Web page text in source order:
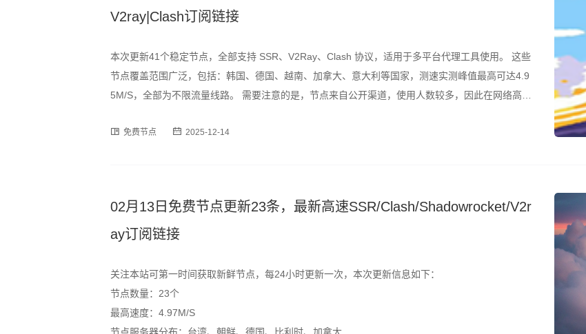
V2ray|Clash订阅链接
本次更新41个稳定节点，全部支持 SSR、V2Ray、Clash 协议，适用于多平台代理工具使用。 这些
节点覆盖范围广泛，包括：韩国、德国、越南、加拿大、意大利等国家，测速实测峰值最高可达4.9
5M/S，全部为不限流量线路。 需要注意的是，节点来自公开渠道，使用人数较多，因此在网络高峰
订阅格式，用户可通过以下链
免费节点 2025-12-14
02月13日免费节点更新23条，最新高速SSR/Clash/Shadowrocket/V2r
ay订阅链接
关注本站可第一时间获取新鲜节点，每24小时更新一次，本次更新信息如下：
节点数量：23个
最高速度：4.97M/S
节点服务器分布：台湾、朝鲜、德国、比利时、加拿大